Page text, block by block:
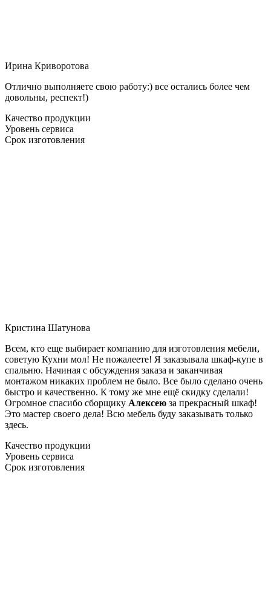
Ирина Криворотова
Отлично выполняете свою работу:) все остались более чем
довольны, респект!)
Качество продукции
Уровень сервиса
Срок изготовления
Кристина Шатунова
Всем, кто еще выбирает компанию для изготовления мебели,
советую Кухни мол! Не пожалеете! Я заказывала шкаф-купе в
спальню. Начиная с обсуждения заказа и заканчивая
монтажом никаких проблем не было. Все было сделано очень
быстро и качественно. К тому же мне ещё скидку сделали!
Огромное спасибо сборщику Алексею за прекрасный шкаф!
Это мастер своего дела! Всю мебель буду заказывать только
здесь.
Качество продукции
Уровень сервиса
Срок изготовления